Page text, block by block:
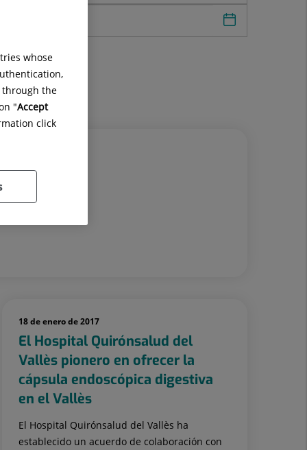
18 de enero de 2017
El Hospital Quirónsalud del
Vallès pionero en ofrecer la
cápsula endoscópica digestiva
en el Vallès
El Hospital Quirónsalud del Vallès ha
establecido un acuerdo de colaboración con
whose
through the
"Accept
click